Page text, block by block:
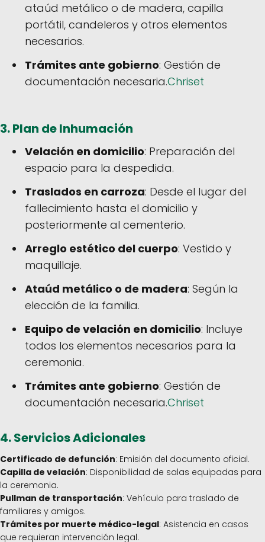
ataúd metálico o de madera, capilla
portátil, candeleros y otros elementos
necesarios.
Trámites ante gobierno: Gestión de
documentación necesaria.Chriset
3.Plan de Inhumación
Velación en domicilio: Preparación del
espacio para la despedida.
Traslados en carroza: Desde el lugar del
fallecimiento hasta el domicilio y
posteriormente al cementerio.
Arreglo estético del cuerpo: Vestido y
maquillaje.
Ataúd metálico o de madera: Según la
elección de la familia.
Equipo de velación en domicilio: Incluye
todos los elementos necesarios para la
ceremonia.
Trámites ante gobierno: Gestión de
documentación necesaria.Chriset
4.Servicios Adicionales
Certificado de defunción: Emisión del documento oficial.
Capilla de velación: Disponibilidad de salas equipadas para
la ceremonia.
Pullman de transportación: Vehículo para traslado de
familiares y amigos.
Trámites por muerte médico-legal: Asistencia en casos
que requieran intervención legal.